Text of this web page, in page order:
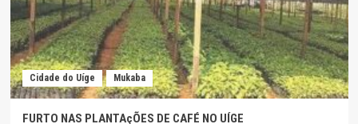
Cidade do Uíge Mukaba
FURTO NAS PLANTAçÕES DE CAFÉ NO UÍGE